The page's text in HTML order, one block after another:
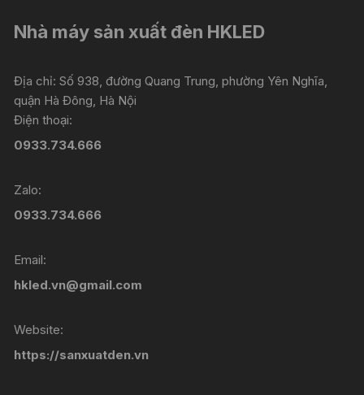
Nhà máy sản xuất đèn HKLED
Địa chỉ: Số 938, đường Quang Trung, phường Yên Nghĩa,
quận Hà Đông, Hà Nội
Điện thoại:
0933.734.666
Zalo:
0933.734.666
Email:
hkled.vn@gmail.com
Website:
https://sanxuatden.vn